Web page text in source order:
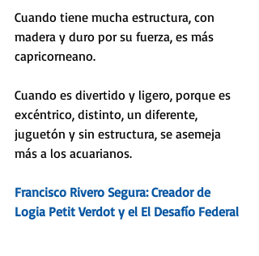
Cuando tiene mucha estructura, con
madera y duro por su fuerza, es más
capricorneano.
Cuando es divertido y ligero, porque es
excéntrico, distinto, un diferente,
juguetón y sin estructura, se asemeja
más a los acuarianos.
Francisco Rivero Segura: Creador de
Logia Petit Verdot y el El Desafío Federal